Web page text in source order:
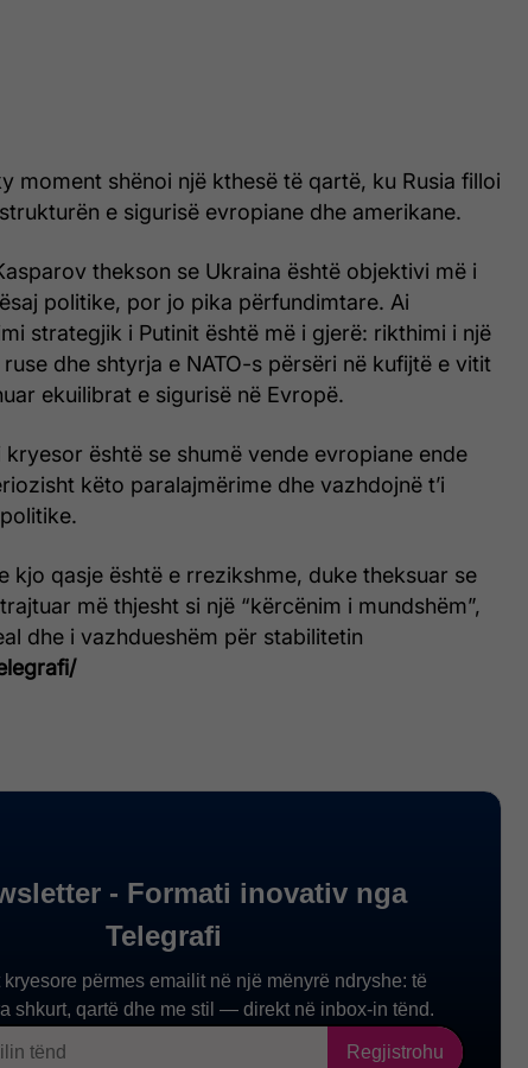
moment shënoi një kthesë të qartë, ku Rusia filloi
e sigurisë evropiane dhe amerikane.
thekson se Ukraina është objektivi më i
politike, por jo pika përfundimtare. Ai
strategjik i Putinit është më i gjerë: rikthimi i një
dhe shtyrja e NATO-s përsëri në kufijtë e vitit
ekuilibrat e sigurisë në Evropë.
është se shumë vende evropiane ende
këto paralajmërime dhe vazhdojnë t’i
kjo qasje është e rrezikshme, duke theksuar se
më thjesht si një “kërcënim i mundshëm”,
dhe i vazhdueshëm për stabilitetin